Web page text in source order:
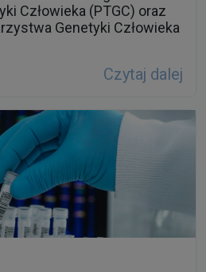
Czytaj dalej
genetycznej przy